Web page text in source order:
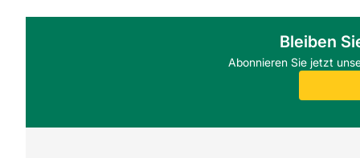
Bleiben
Abonnieren Sie jetzt